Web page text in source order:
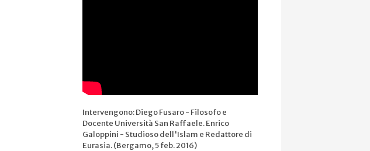
Intervengono: Diego Fusaro - Filosofo e
Docente Università San Raffaele. Enrico
Galoppini - Studioso dell'Islam e Redattore di
Eurasia. (Bergamo, 5 feb. 2016)